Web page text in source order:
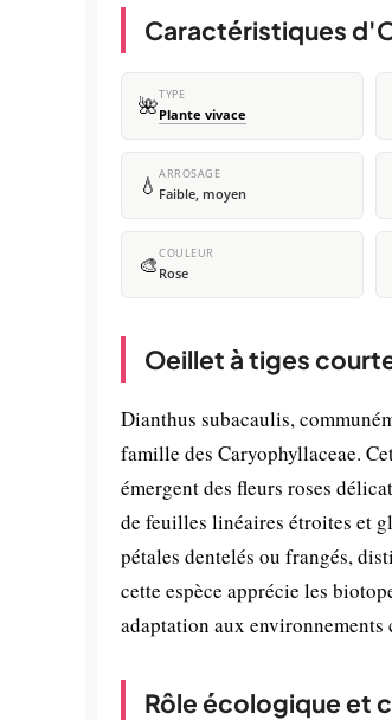
Caractéristiques
🌺TYPE
Plante vivace
💧 ARROSAGE
Faible, moyen
🎨COULEUR
Rose
Oeillet à tiges
Dianthus subacaulis,
famille des Caryophyllaceae.
émergent des fleurs roses
de feuilles linéaires étroites et
pétales dentelés ou frangés,
cette espèce apprécie les
adaptation aux
Rôle écologique et